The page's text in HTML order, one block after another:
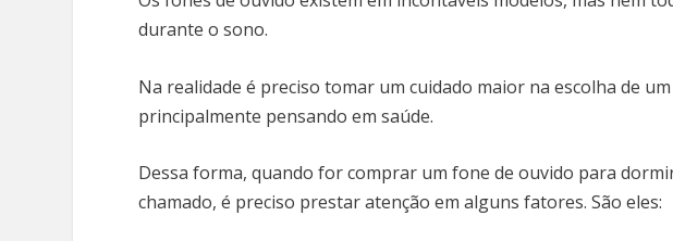
durante o sono.
Na realidade é preciso tomar um cuidado maior na escolha de
principalmente pensando em saúde.
Dessa forma, quando for comprar um fone de ouvido para
chamado, é preciso prestar atenção em alguns fatores. São eles: